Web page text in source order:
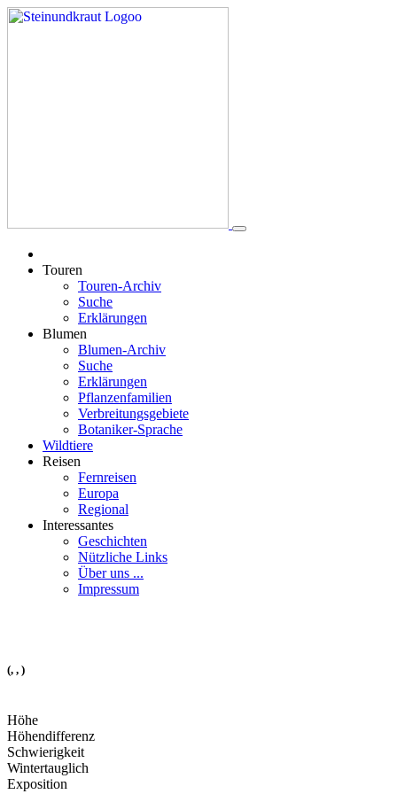
Touren
Touren-Archiv
Suche
Erklärungen
Blumen
Blumen-Archiv
Suche
Erklärungen
Pflanzenfamilien
Verbreitungsgebiete
Botaniker-Sprache
Wildtiere
Reisen
Fernreisen
Europa
Regional
Interessantes
Geschichten
Nützliche Links
Über uns ...
Impressum
(, , )
Höhe
Höhendifferenz
Schwierigkeit
Wintertauglich
Exposition